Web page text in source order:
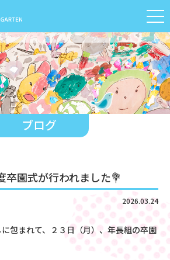
ブログ
卒園式が行われました💐
2026.03.24
包まれて、２３日（月）、年長組の卒園